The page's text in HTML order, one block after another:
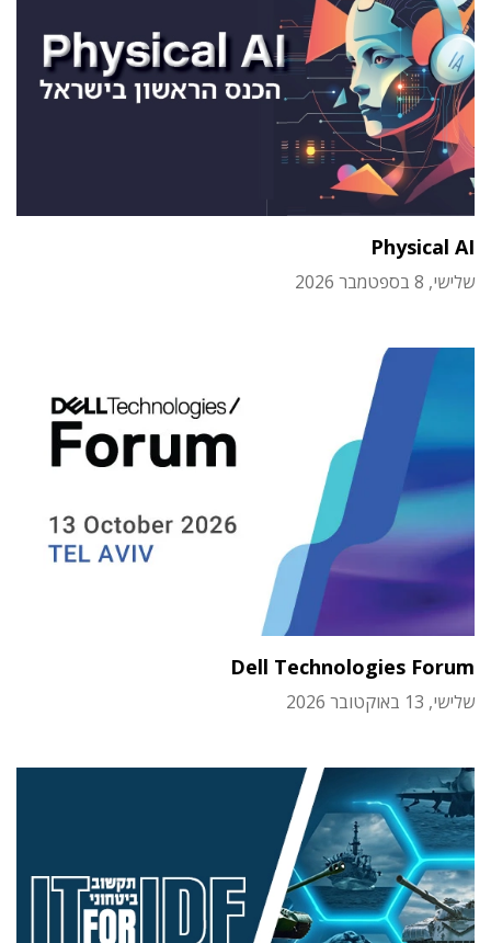
Physical AI
שלישי, 8 בספטמבר 2026
Dell Technologies Forum
שלישי, 13 באוקטובר 2026